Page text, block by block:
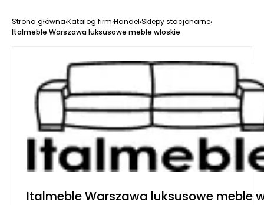
Strona główna›Katalog firm›Handel›Sklepy stacjonarne›
Italmeble Warszawa luksusowe meble włoskie
Italmeble Warszawa luksusowe meble